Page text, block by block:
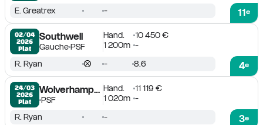
11e
E. Greatrex -
02/04
2026
Plat
Southwell
GauchePSF
Hand.
10 450 €
1 200m -
4e
R. Ryan - 8.6
24/03
2026
Plat
Wolverhampton
PSF
Hand.
11 119 €
1 020m -
3e
R. Ryan -